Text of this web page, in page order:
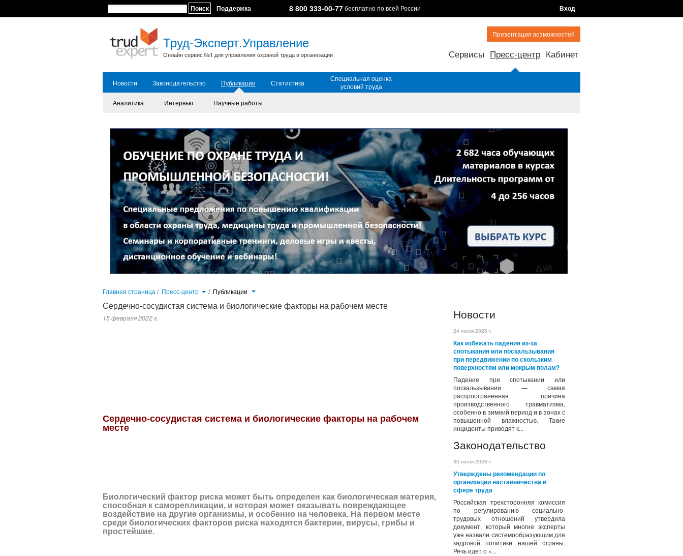
Поиск Поддержка 8 800 333-00-77бесплатно по всей России Вход
Труд-Эксперт.Управление
Онлайн сервис №1 для управления охраной труда в организации
Презентация возможностей
Сервисы Пресс-центр Кабинет
Новости Законодательство Публикации Статистика
Специальная оценка
условий труда
Аналитика
Интервью Научные работы
Главная страница / Пресс-центр / Публикации
Новости
24 июля 2026 г.
Как избежать падения из-за
спотыкания или поскальзывания
при передвижении по скользким
поверхностям или мокрым полам?
Падение при спотыкании или
поскальзывании — самая
распространенная причина
производственного травматизма,
особенно в зимний период и в зонах с
повышенной влажностью. Такие
инциденты приводят к...
Законодательство
30 июня 2026 г.
Утверждены рекомендации по
организации наставничества в
сфере труда
Российская трехсторонняя комиссия
по регулированию социально-
трудовых отношений утвердила
документ, который многие эксперты
уже назвали системообразующим для
кадровой политики нашей страны.
Речь идет о «...
Сердечно-сосудистая система и биологические факторы на рабочем месте
15 февраля 2022 г.
Сердечно-сосудистая система и биологические факторы на рабочем
месте
Биологический фактор риска может быть определен как биологическая материя,
способная к саморепликации, и которая может оказывать повреждающее
воздействие на другие организмы, и особенно на человека. На первом месте
среди биологических факторов риска находятся бактерии, вирусы, грибы и
простейшие.